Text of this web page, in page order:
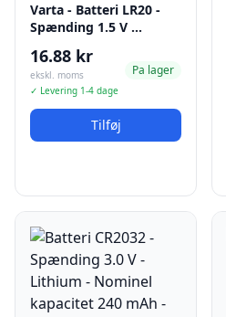
Varta - Batteri LR20 -
Spænding 1.5 V …
16.88 kr
ekskl. moms
✓ Levering 1-4 dage
Pa lager
Tilføj